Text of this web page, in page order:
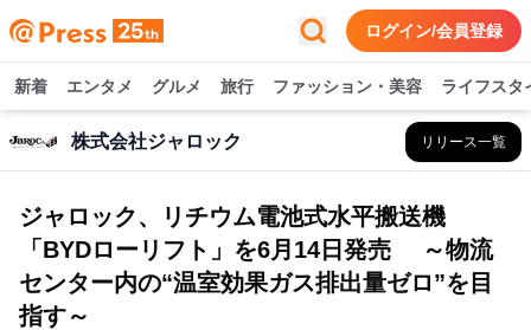
ログイン/会員登録
新着 エンタメ グルメ 旅行 ファッション・美容 ライフスタ
株式会社ジャロック リリース一覧
ジャロック、リチウム電池式水平搬送機
「BYDローリフト」を6月14日発売 ～物流
センター内の“温室効果ガス排出量ゼロ”を目
指す～